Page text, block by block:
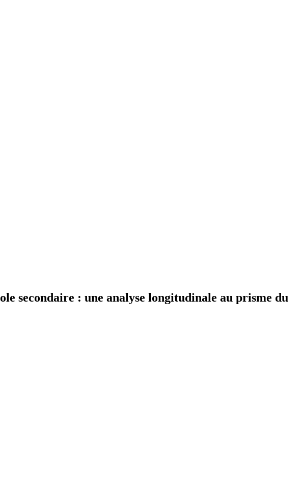
secondaire : une analyse longitudinale au prisme du